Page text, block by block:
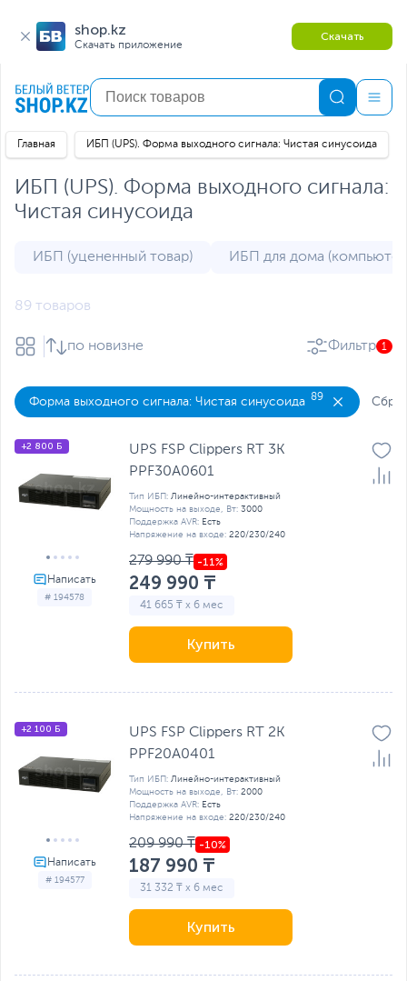
shop.kz
Скачать приложение
Скачать
Главная ИБП (UPS). Форма выходного сигнала: Чистая синусоида
ИБП (UPS). Форма выходного сигнала:
Чистая синусоида
ИБП (уцененный товар) ИБП для дома
89 товаров
по новизне Фильтр 1
Форма выходного сигнала: Чистая синусоида 89
# 194578
+2 800 Б
UPS FSP Clippers RT 3K
PPF30A0601
Тип ИБП: Линейно-интерактивный
Мощность на выходе, Вт: 3000
Поддержка AVR: Есть
Напряжение на входе: 220/230/240
279 990 ₸
249 990 ₸
41 665 ₸ x 6 мес
Купить
# 194577
+2 100 Б
UPS FSP Clippers RT 2K
PPF20A0401
Тип ИБП: Линейно-интерактивный
Мощность на выходе, Вт: 2000
Поддержка AVR: Есть
Напряжение на входе: 220/230/240
209 990 ₸
187 990 ₸
31 332 ₸ x 6 мес
Купить